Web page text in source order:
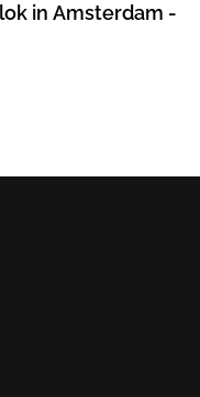
in Amsterdam -